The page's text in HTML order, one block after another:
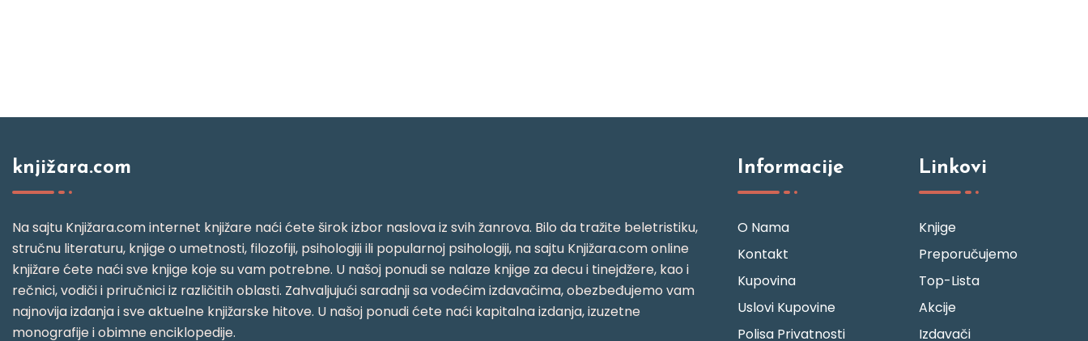
knjižara.com
Na sajtu Knjižara.com internet knjižare naći ćete širok izbor naslova iz svih žanrova. Bilo da tražite beletristiku,
stručnu literaturu, knjige o umetnosti, filozofiji, psihologiji ili popularnoj psihologiji, na sajtu Knjižara.com online
knjižare ćete naći sve knjige koje su vam potrebne. U našoj ponudi se nalaze knjige za decu i tinejdžere, kao i
rečnici, vodiči i priručnici iz različitih oblasti. Zahvaljujući saradnji sa vodećim izdavačima, obezbeđujemo vam
najnovija izdanja i sve aktuelne knjižarske hitove. U našoj ponudi ćete naći kapitalna izdanja, izuzetne
monografije i obimne enciklopedije.
Informacije
O Nama
Kontakt
Kupovina
Uslovi Kupovine
Polisa Privatnosti
Linkovi
Knjige
Preporučujemo
Top-Lista
Akcije
Izdavači